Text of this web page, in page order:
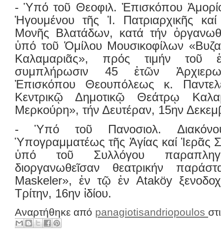
- Ὑπό τοῦ Θεοφιλ. Ἐπισκόπου
Ἡγουμένου τῆς Ἱ. Πατριαρχικῆς καί
Μονῆς Βλατάδων, κατά τήν
ὑπό τοῦ Ὁμίλου Μουσικοφίλων
Καλαμαριᾶς», πρός τιμήν τοῦ
συμπλήρωσιν 45 ἐτῶν
Ἐπισκόπου Θεουπόλεως κ.
Κεντρικῷ Δημοτικῷ Θεάτρῳ
Μερκούρη», τήν Δευτέραν, 15ην
- Ὑπό τοῦ Πανοσιολ.
Ὑπογραμματέως τῆς Ἁγίας καί Ἱερᾶς
ὑπό τοῦ Συλλόγου
διοργανωθεῖσαν θεατρικήν
Maskeler», ἐν τῷ ἐν Ataköy
Τρίτην, 16ην ἰδίου.
Αναρτήθηκε από panagiotisandriopoulos